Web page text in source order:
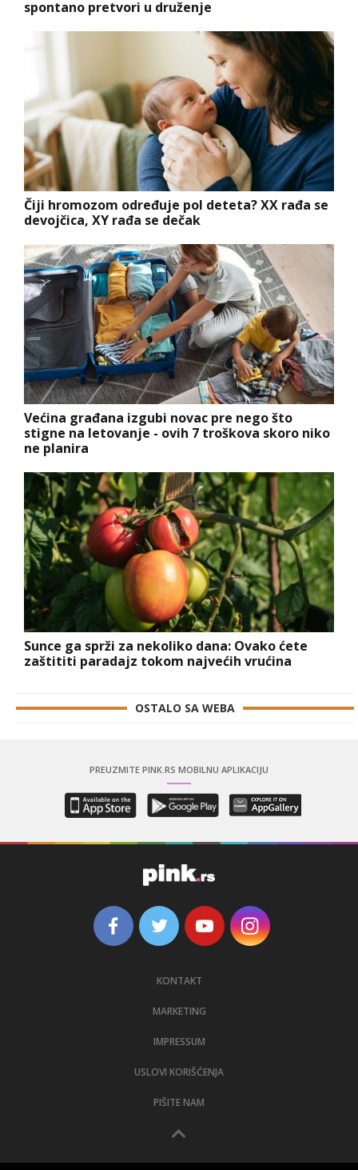
spontano pretvori u druženje
Čiji hromozom određuje pol deteta? XX rađa se
devojčica, XY rađa se dečak
Većina građana izgubi novac pre nego što
stigne na letovanje - ovih 7 troškova skoro niko
ne planira
Sunce ga sprži za nekoliko dana: Ovako ćete
zaštititi paradajz tokom najvećih vrućina
OSTALO SA WEBA
PREUZMITE PINK.RS MOBILNU APLIKACIJU
KONTAKT
MARKETING
IMPRESSUM
USLOVI KORIŠĆENJA
PIŠITE NAM